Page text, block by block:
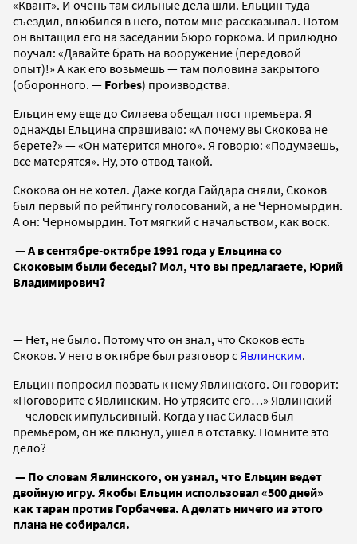
«Квант». И очень там сильные дела шли. Ельцин туда
съездил, влюбился в него, потом мне рассказывал. Потом
он вытащил его на заседании бюро горкома. И прилюдно
поучал: «Давайте брать на вооружение (передовой
опыт)!» А как его возьмешь — там половина закрытого
(оборонного. — Forbes) производства.
Ельцин ему еще до Силаева обещал пост премьера. Я
однажды Ельцина спрашиваю: «А почему вы Скокова не
берете?» — «Он матерится много». Я говорю: «Подумаешь,
все матерятся». Ну, это отвод такой.
Скокова он не хотел. Даже когда Гайдара сняли, Скоков
был первый по рейтингу голосований, а не Черномырдин.
А он: Черномырдин. Тот мягкий с начальством, как воск.
— А в сентябре-октябре 1991 года у Ельцина со
Скоковым были беседы? Мол, что вы предлагаете, Юрий
Владимирович?
— Нет, не было. Потому что он знал, что Скоков есть
Скоков. У него в октябре был разговор сЯвлинским.
Ельцин попросил позвать к нему Явлинского. Он говорит:
«Поговорите с Явлинским. Но утрясите его…» Явлинский
— человек импульсивный. Когда у нас Силаев был
премьером, он же плюнул, ушел в отставку. Помните это
дело?
— По словам Явлинского, он узнал, что Ельцин ведет
двойную игру. Якобы Ельцин использовал «500 дней»
как таран против Горбачева. А делать ничего из этого
плана не собирался.